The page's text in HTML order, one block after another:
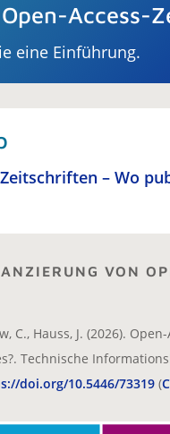
Access-
eine Einführung.
– Wo
VON
C., Hauss, J. (2026).
Technische
doi.org/10.5446/73319 (